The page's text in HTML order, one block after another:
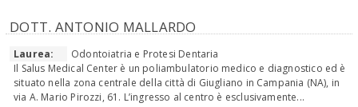
DOTT. ANTONIO MALLARDO
Laurea:
Odontoiatria e Protesi Dentaria
Il Salus Medical Center è un poliambulatorio medico e diagnostico ed è
situato nella zona centrale della città di Giugliano in Campania (NA), in
via A. Mario Pirozzi, 61. L’ingresso al centro è esclusivamente...